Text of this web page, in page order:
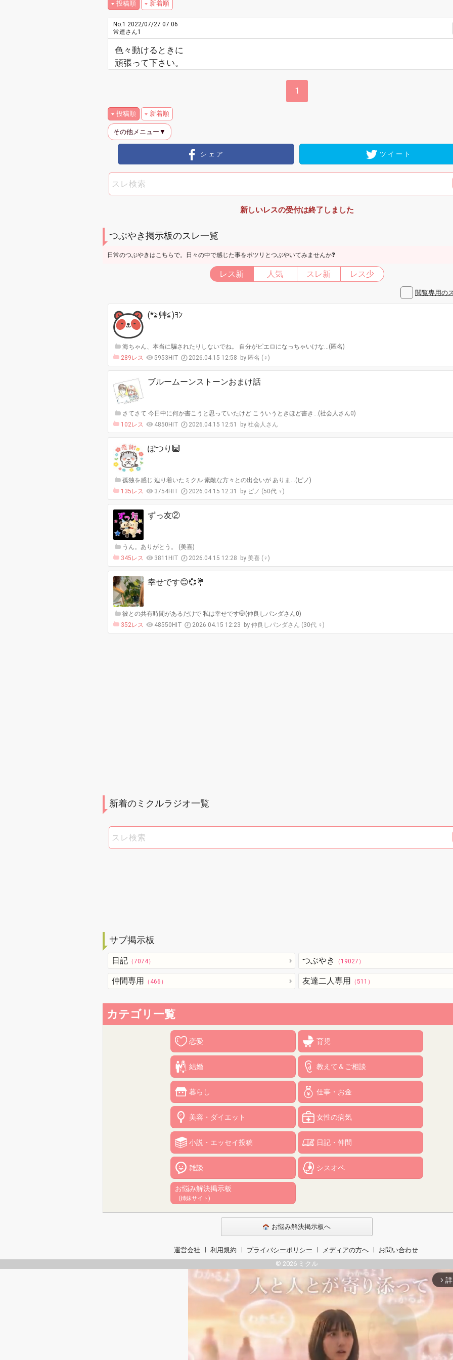
投稿順 新着順
No.1 2022/07/27 07:06
常連さん1
色々動けるときに
頑張って下さい。
1
投稿順 新着順
その他メニュー▼
シェア ツイート
新しいレスの受付は終了しました
つぶやき掲示板のスレ一覧
日常のつぶやきはこちらで。日々の中で感じた事をポツリとつぶやいてみませんか❓
レス新 人気 スレ新 レス少
閲覧専用の
(*≧艸≦)ﾖﾝ
海ちゃん、本当に騙されたりしないでね。 自分がピエロになっちゃいけな…(匿名)
289レス
5953HIT 2026.04.15 12:58 匿名 (♀)
ブルームーンストーンおまけ話
さてさて 今日中に何か書こうと思っていたけど こういうときほど書き…(社会人さん0)
102レス
4850HIT 2026.04.15 12:51 社会人さん
ぽつり🔟
孤独を感じ 辿り着いたミクル 素敵な方々との出会いが ありま…(ピノ)
135レス
3754HIT 2026.04.15 12:31 ピノ (50代 ♀)
ずっ友②
うん。ありがとう。 (美喜)
345レス
3811HIT 2026.04.15 12:28 美喜 (♀)
幸せです😊💞💐
彼との共有時間があるだけで 私は幸せです🤭(仲良しパンダさん0)
352レス
48550HIT 2026.04.15 12:23 仲良しパンダさん (30代 ♀)
新着のミクルラジオ一覧
サブ掲示板
日記 （7074） つぶやき （19027）
仲間専用 （466） 友達二人専用 （511）
カテゴリ一覧
恋愛 育児
結婚 教えて＆ご相談
暮らし 仕事・お金
美容・ダイエット 女性の病気
小説・エッセイ投稿 日記・仲間
雑談 シスオペ
お悩み解決掲示板
(姉妹サイト)
お悩み解決掲示板へ
運営会社 利用規約 プライバシーポリシー メディアの方へ
お問い合わせ
© 2026 ミクル
arrow_forward_ios